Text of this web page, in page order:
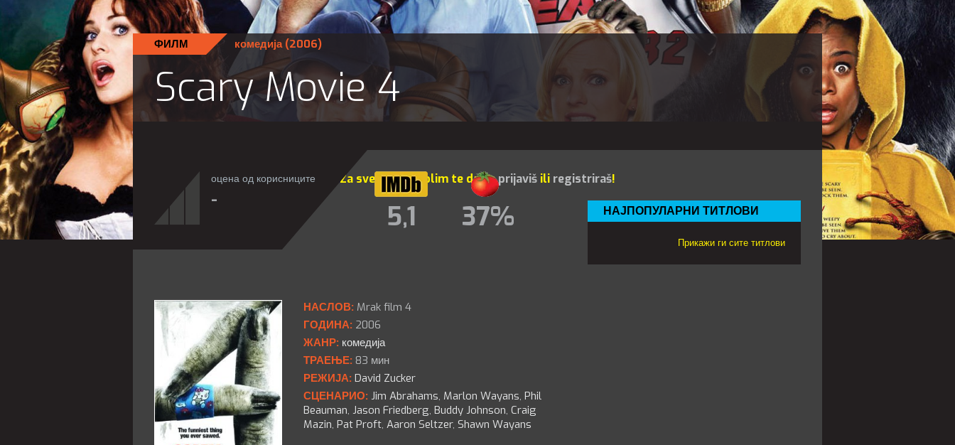
ФИЛМ комедија(2006)
Scary Movie 4
Za sve opcije molim te da seprijaviš ili registriraš!
оцена од корисниците
-
5,1 37%
НАСЛОВ: Mrak film 4
ГОДИНА: 2006
ЖАНР: комедија
ТРАЕЊЕ: 83 мин
РЕЖИЈА: David Zucker
СЦЕНАРИО: Jim Abrahams, Marlon Wayans, Phil
Beauman, Jason Friedberg, Buddy Johnson, Craig
Mazin, Pat Proft, Aaron Seltzer, Shawn Wayans
НАЈПОПУЛАРНИ ТИТЛОВИ
Прикажи ги сите титлови